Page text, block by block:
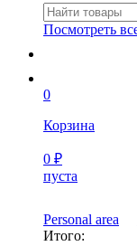
Посмотреть
0
Корзина
0 ₽
пуста
Personal area
Итого: